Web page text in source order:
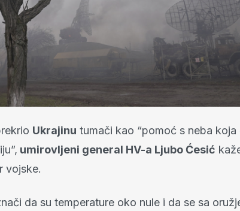
Ukrajinu tumači kao “pomoć s neba koja
umirovljeni general HV-a Ljubo Ćesić
vojske.
da su temperature oko nule i da se sa